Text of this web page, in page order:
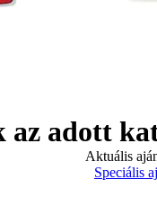
adott
Aktuális
Speciális